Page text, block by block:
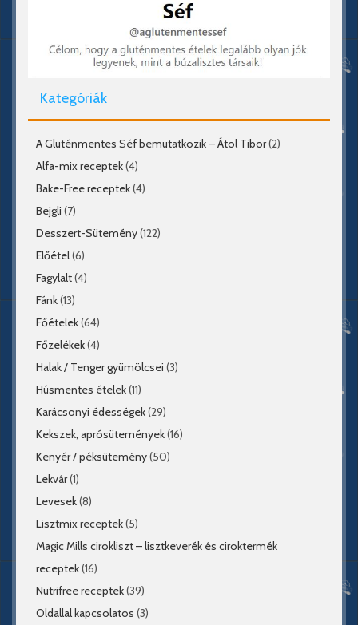
Kategóriák
A Gluténmentes Séf bemutatkozik – Átol Tibor(2)
Alfa-mix receptek(4)
Bake-Free receptek(4)
Bejgli (7)
Desszert-Sütemény(122)
Előétel(6)
Fagylalt(4)
Fánk(13)
Főételek(64)
Főzelékek(4)
Halak / Tenger gyümölcsei (3)
Húsmentes ételek(11)
Karácsonyi édességek(29)
Kekszek, aprósütemények(16)
Kenyér / péksütemény(50)
Lekvár(1)
Levesek(8)
Lisztmix receptek(5)
Magic Mills cirokliszt – lisztkeverék és ciroktermék
receptek(16)
Nutrifree receptek(39)
Oldallal kapcsolatos (3)